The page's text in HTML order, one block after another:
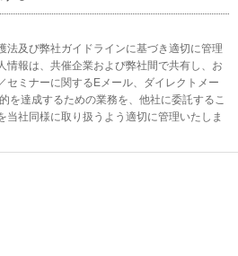
及び弊社ガイドラインに基づき適切に管理
報は、共催企業および弊社間で共有し、お
ミナーに関するEメール、ダイレクトメー
を達成するための業務を、他社に委託するこ
社同様に取り扱うよう適切に管理いたしま